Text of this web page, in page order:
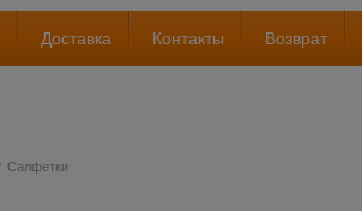
Доставка Контакты Возврат
Салфетки